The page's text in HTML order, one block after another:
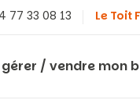
77 33 08 13 Le Toit
gérer / vendre mon